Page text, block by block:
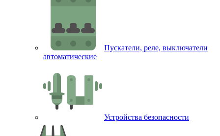
Пускатели, реле, выключатели
автоматические
Устройства безопасности